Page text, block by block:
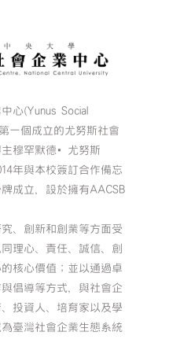
心(Yunus Social
一個成立的尤努斯社會
主穆罕默德•尤努斯
年與本校簽訂合作備忘
成立，設於擁有AACSB
、創新和創業等方面受
理心、責任、誠信、創
核心價值；並以通過卓
倡導等方式，與社會企
投資人、培育家以及學
臺灣社會企業生態系統